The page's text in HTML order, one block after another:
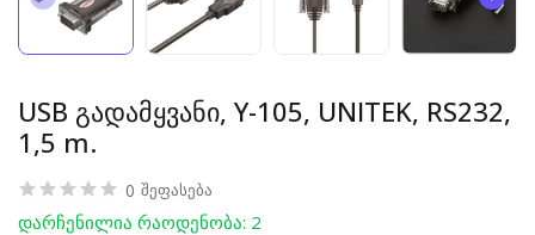
USB გადამყვანი, Y-105, UNITEK, RS232,
1,5 m.
0 შეფასება
დარჩენილია რაოდენობა: 2